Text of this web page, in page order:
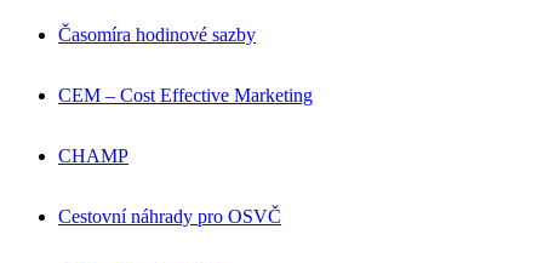
Časomíra hodinové sazby
CEM – Cost Effective Marketing
CHAMP
Cestovní náhrady pro OSVČ